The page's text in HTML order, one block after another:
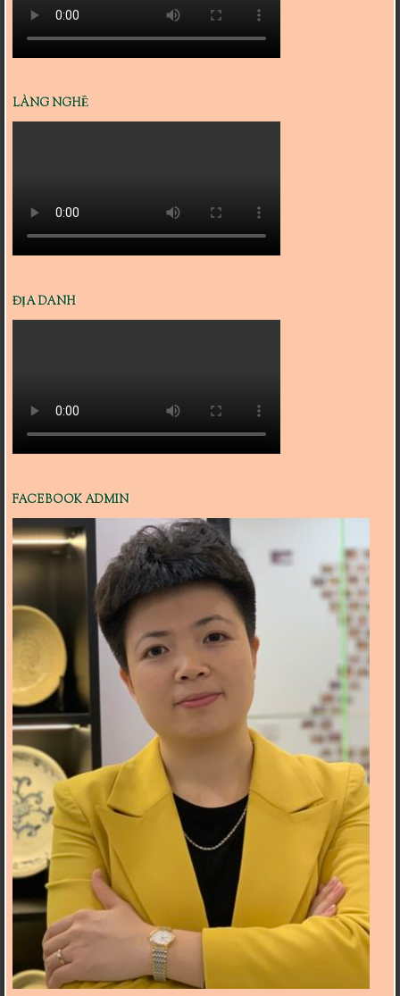
LÀNG NGHỀ
ĐỊA DANH
FACEBOOK ADMIN